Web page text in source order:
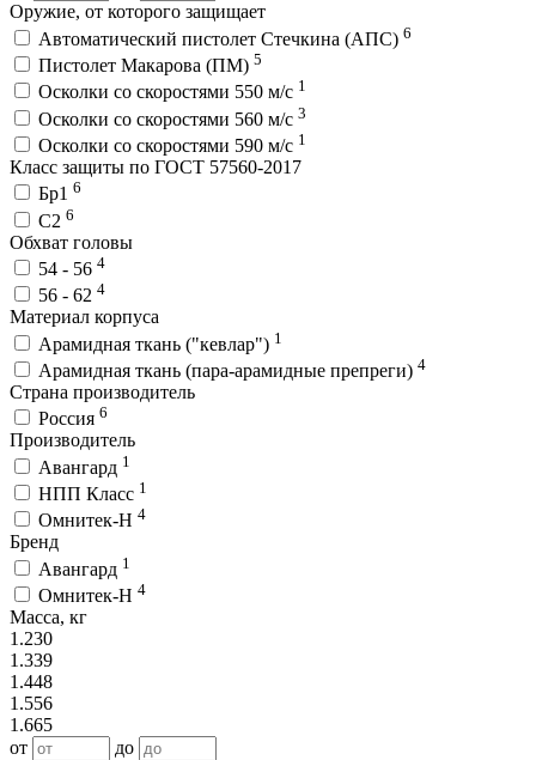
Оружие, от которого защищает
Автоматический пистолет Стечкина (АПС) 6
Пистолет Макарова (ПМ) 5
Осколки со скоростями 550 м/с 1
Осколки со скоростями 560 м/с 3
Осколки со скоростями 590 м/с 1
Класс защиты по ГОСТ 57560-2017
Бр1 6
С2 6
Обхват головы
54 - 56 4
56 - 62 4
Материал корпуса
Арамидная ткань ("кевлар") 1
Арамидная ткань (пара-арамидные препреги) 4
Страна производитель
Россия 6
Производитель
Авангард 1
НПП Класс 1
Омнитек-Н 4
Бренд
Авангард 1
Омнитек-Н 4
Масса, кг
1.230
1.339
1.448
1.556
1.665
от
до